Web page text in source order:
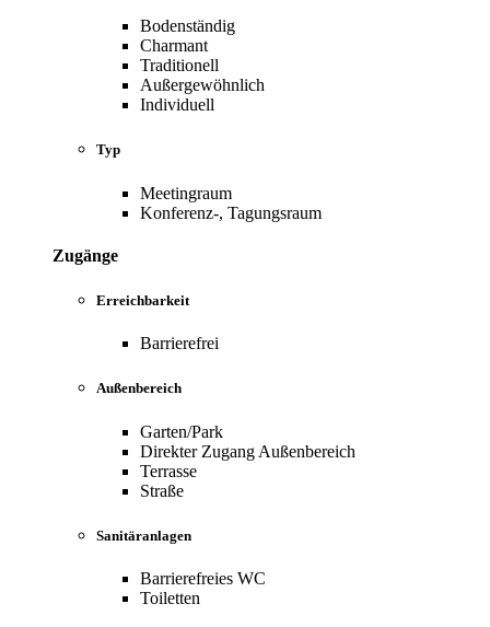
Bodenständig
Charmant
Traditionell
Außergewöhnlich
Individuell
Typ
Meetingraum
Konferenz-, Tagungsraum
Zugänge
Erreichbarkeit
Barrierefrei
Außenbereich
Garten/Park
Direkter Zugang Außenbereich
Terrasse
Straße
Sanitäranlagen
Barrierefreies WC
Toiletten